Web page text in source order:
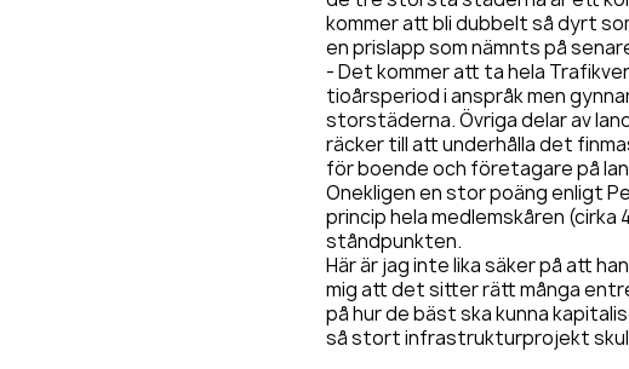
kommer att bli dubbelt så dyrt
en prislapp som nämnts på
- Det kommer att ta hela
tioårsperiod i anspråk men
storstäderna. Övriga delar av
räcker till att underhålla det
för boende och företagare på
Onekligen en stor poäng enligt
princip hela medlemskåren
ståndpunkten.
Här är jag inte lika säker på att
mig att det sitter rätt många
på hur de bäst ska kunna
så stort infrastrukturprojekt